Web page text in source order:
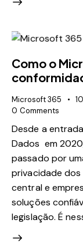
Como o
Microsoft 365
0 Comments
Desde a
Dados em
passado por
privacidade
central e
soluções
legislação. É